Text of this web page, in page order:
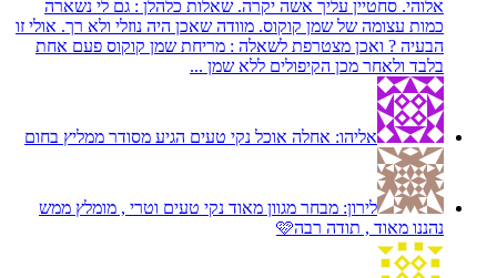
אלוהי. סחטיין עליך אשה יקרה. שאלות כלהלן : גם לי נשארה
כמות עצומה של שמן קוקוס. מוודה שאכן היה נוזלי ולא רך. אולי זו
הבעיה ? ואכן מצטרפת לשאלה : מריחת שמן קוקוס פעם אחת
בלבד ולאחר מכן הקיפולים ללא שמן ...
אליהו: אחלה אוכל נקי טעים הגיע מסודר ממליץ בחום
לירון: מבחר מגוון מאוד נקי טעים וטרי , מומלץ ממש
נהננו מאוד , תודה רבה🩷